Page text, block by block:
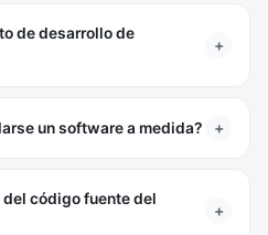
de desarrollo de
+
un software a medida? +
código fuente del
+